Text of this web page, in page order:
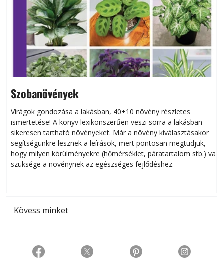
Szobanövények
Virágok gondozása a lakásban, 40+10 növény részletes
ismertetése! A könyv lexikonszerűen veszi sorra a lakásban
sikeresen tart­ha­tó növényeket. Már a növény kiválasztásakor
segítségünkre lesznek a leírások, mert pontosan megtudjuk,
hogy milyen körülményekre (hőmérséklet, páratartalom stb.) van
szüksége a növénynek az egészséges fejlődéshez.
Kövess minket